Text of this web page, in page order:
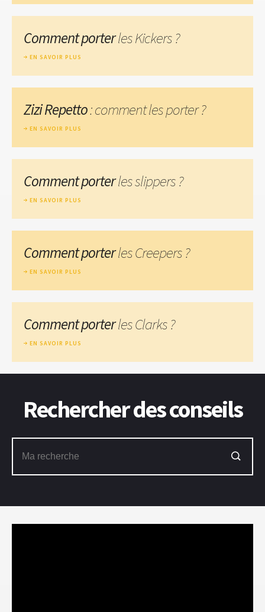
Comment porterles Kickers ?
EN SAVOIR PLUS
Zizi Repetto: comment les porter ?
EN SAVOIR PLUS
Comment porterles slippers ?
EN SAVOIR PLUS
Comment porterles Creepers ?
EN SAVOIR PLUS
Comment porterles Clarks ?
EN SAVOIR PLUS
Rechercher des conseils